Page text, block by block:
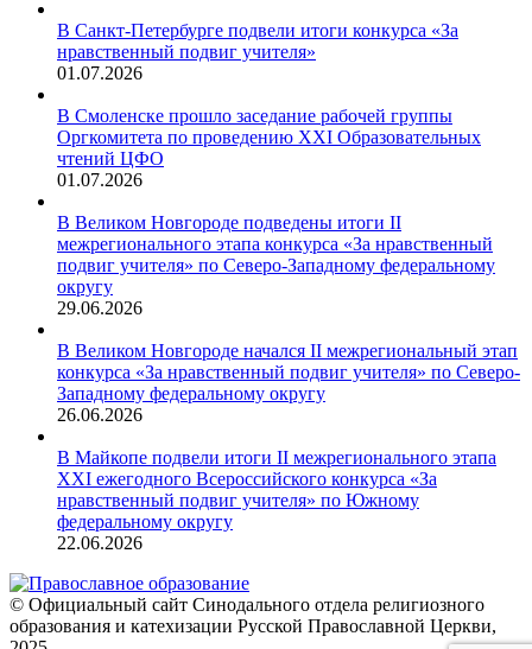
В Санкт-Петербурге подвели итоги конкурса «За
нравственный подвиг учителя»
01.07.2026
В Смоленске прошло заседание рабочей группы
Оргкомитета по проведению XXI Образовательных
чтений ЦФО
01.07.2026
В Великом Новгороде подведены итоги II
межрегионального этапа конкурса «За нравственный
подвиг учителя» по Северо-Западному федеральному
округу
29.06.2026
В Великом Новгороде начался II межрегиональный этап
конкурса «За нравственный подвиг учителя» по Северо-
Западному федеральному округу
26.06.2026
В Майкопе подвели итоги II межрегионального этапа
XXI ежегодного Всероссийского конкурса «За
нравственный подвиг учителя» по Южному
федеральному округу
22.06.2026
© Официальный сайт Синодального отдела религиозного
образования и катехизации Русской Православной Церкви,